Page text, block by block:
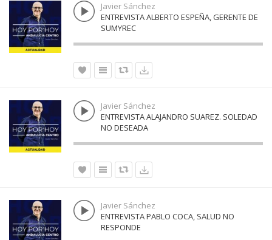
Javier Sánchez
ENTREVISTA ALBERTO ESPEÑA, GERENTE DE
SUMYREC
Javier Sánchez
ENTREVISTA ALAJANDRO SUAREZ. SOLEDAD
NO DESEADA
Javier Sánchez
ENTREVISTA PABLO COCA, SALUD NO
RESPONDE